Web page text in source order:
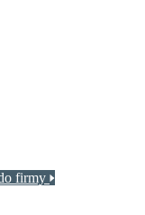
firmy